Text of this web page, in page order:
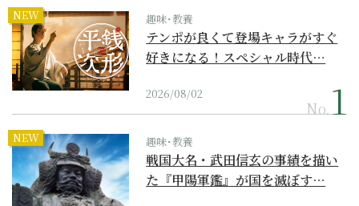
NEW 趣味･教養
テンポが良くて登場キャラがすぐ
好きになる！スペシャル時代…
2026/08/02
No.
NEW 趣味･教養
戦国大名・武田信玄の事績を描い
た『甲陽軍鑑』が国を滅ぼす…